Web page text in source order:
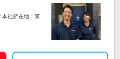
本社所在地：東